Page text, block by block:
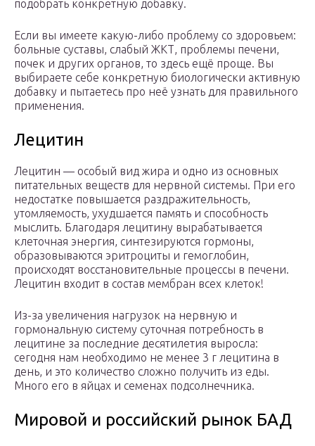
подобрать конкретную добавку.
Если вы имеете какую-либо проблему со здоровьем:
больные суставы, слабый ЖКТ, проблемы печени,
почек и других органов, то здесь ещё проще. Вы
выбираете себе конкретную биологически активную
добавку и пытаетесь про неё узнать для правильного
применения.
Лецитин
Лецитин — особый вид жира и одно из основных
питательных веществ для нервной системы. При его
недостатке повышается раздражительность,
утомляемость, ухудшается память и способность
мыслить. Благодаря лецитину вырабатывается
клеточная энергия, синтезируются гормоны,
образовываются эритроциты и гемоглобин,
происходят восстановительные процессы в печени.
Лецитин входит в состав мембран всех клеток!
Из-за увеличения нагрузок на нервную и
гормональную систему суточная потребность в
лецитине за последние десятилетия выросла:
сегодня нам необходимо не менее 3 г лецитина в
день, и это количество сложно получить из еды.
Много его в яйцах и семенах подсолнечника.
Мировой и российский рынок БАД